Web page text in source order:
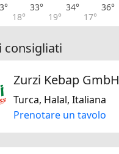
18°
33°
19°
34°
17°
36°
consigliati
Zurzi Kebap GmbH
Turca, Halal, Italiana
Prenotare un tavolo